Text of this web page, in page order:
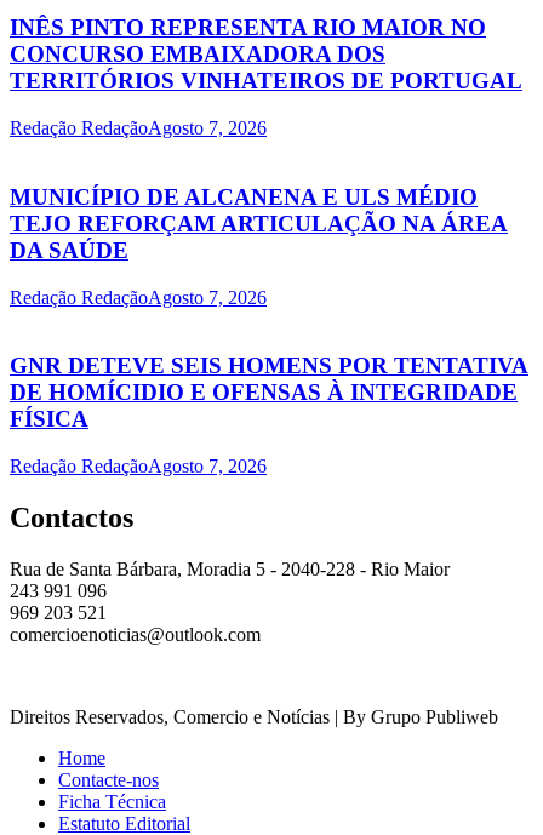
INÊS PINTO REPRESENTA RIO MAIOR NO
CONCURSO EMBAIXADORA DOS
TERRITÓRIOS VINHATEIROS DE PORTUGAL
Redação RedaçãoAgosto 7, 2026
MUNICÍPIO DE ALCANENA E ULS MÉDIO
TEJO REFORÇAM ARTICULAÇÃO NA ÁREA
DA SAÚDE
Redação RedaçãoAgosto 7, 2026
GNR DETEVE SEIS HOMENS POR TENTATIVA
DE HOMÍCIDIO E OFENSAS À INTEGRIDADE
FÍSICA
Redação RedaçãoAgosto 7, 2026
Contactos
Rua de Santa Bárbara, Moradia 5 - 2040-228 - Rio Maior
243 991 096
969 203 521
comercioenoticias@outlook.com
Direitos Reservados, Comercio e Notícias | By Grupo Publiweb
Home
Contacte-nos
Ficha Técnica
Estatuto Editorial